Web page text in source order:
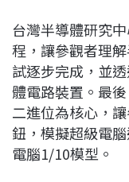
台灣半導體研究
程，讓參觀者理
試逐步完成，並
體電路裝置。最
二進位為核心，
鈕，模擬超級電
電腦1/10模型。